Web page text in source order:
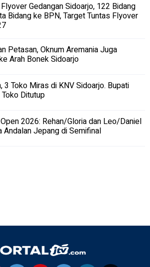
Gedangan Sidoarjo, 122 Bidang
Bidang ke BPN, Target Tuntas Flyover
Petasan, Oknum Aremania Juga
Arah Bonek Sidoarjo
3 Toko Miras di KNV Sidoarjo. Bupati
Ditutup
2026: Rehan/Gloria dan Leo/Daniel
Andalan Jepang di Semifinal